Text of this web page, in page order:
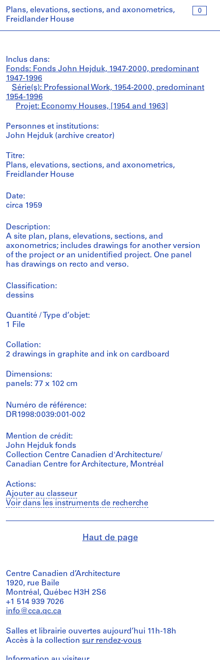
0
Plans, elevations, sections, and axonometrics,
Freidlander House
Inclus dans:
Fonds: Fonds John Hejduk, 1947-2000, predominant
1947-1996
Série(s): Professional Work, 1954-2000, predominant
1954-1996
Projet: Economy Houses, [1954 and 1963]
Personnes et institutions:
John Hejduk (archive creator)
Titre:
Plans, elevations, sections, and axonometrics,
Freidlander House
Date:
circa 1959
Description:
A site plan, plans, elevations, sections, and
axonometrics; includes drawings for another version
of the project or an unidentified project. One panel
has drawings on recto and verso.
Classification:
dessins
Quantité / Type d’objet:
1 File
Collation:
2 drawings in graphite and ink on cardboard
Dimensions:
panels: 77 x 102 cm
Numéro de référence:
DR1998:0039:001-002
Mention de crédit:
John Hejduk fonds
Collection Centre Canadien d'Architecture/
Canadian Centre for Architecture, Montréal
Actions:
Ajouter au classeur
Voir dans les instruments de recherche
Haut de page
Centre Canadien d’Architecture
1920, rue Baile
Montréal, Québec H3H 2S6
+1 514 939 7026
info@cca.qc.ca
Salles et librairie ouvertes aujourd’hui 11h-18h
Accès à la collection sur rendez-vous